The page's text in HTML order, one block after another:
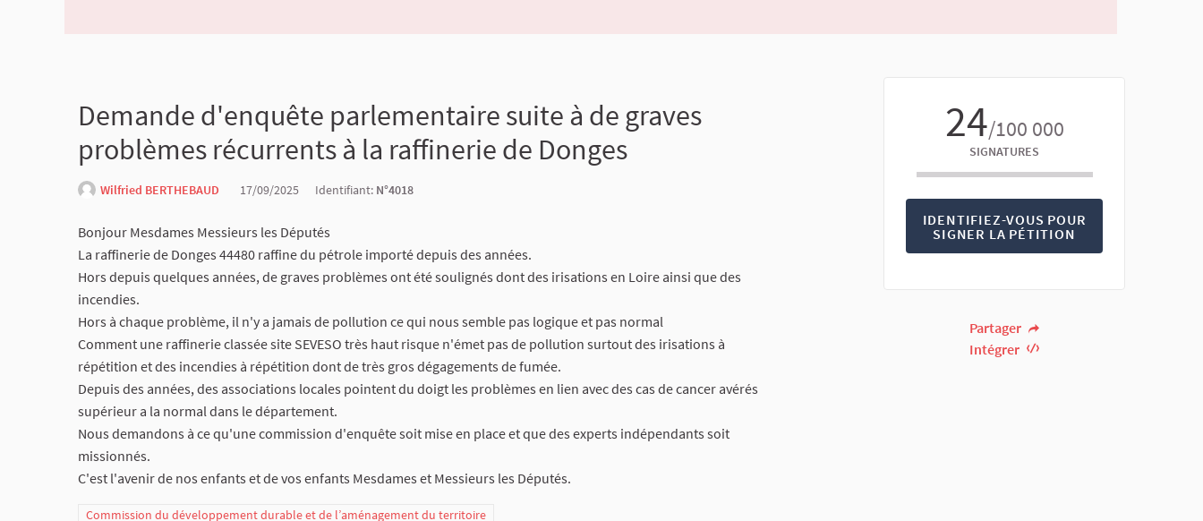
24/100 000
SIGNATURES
IDENTIFIEZ-VOUS POUR
SIGNER LA PÉTITION
Partager
Intégrer
Demande d'enquête parlementaire suite à de graves
problèmes récurrents à la raffinerie de Donges
Wilfried BERTHEBAUD 17/09/2025 Identifiant: N°4018
Bonjour Mesdames Messieurs les Députés
La raffinerie de Donges 44480 raffine du pétrole importé depuis des années.
Hors depuis quelques années, de graves problèmes ont été soulignés dont des irisations en Loire ainsi que des
incendies.
Hors à chaque problème, il n'y a jamais de pollution ce qui nous semble pas logique et pas normal
Comment une raffinerie classée site SEVESO très haut risque n'émet pas de pollution surtout des irisations à
répétition et des incendies à répétition dont de très gros dégagements de fumée.
Depuis des années, des associations locales pointent du doigt les problèmes en lien avec des cas de cancer avérés
supérieur a la normal dans le département.
Nous demandons à ce qu'une commission d'enquête soit mise en place et que des experts indépendants soit
missionnés.
C'est l'avenir de nos enfants et de vos enfants Mesdames et Messieurs les Députés.
Commission du développement durable et de l’aménagement du territoire